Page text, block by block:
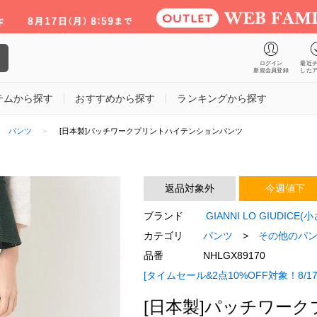
ログイン
新規会員登録
最近
した
から探す おすすめから探す ランキングから探す
パンツ [日本製]パッチワークプリントハイテンションパンツ
返品対象外 今週値下
ブランド
GIANNI LO GIUDICE(
カテゴリ
パンツ >
その他のパ
品番
NHLGX89170
[タイムセール&2点10%OFF対象！8/
[日本製]パッチワー